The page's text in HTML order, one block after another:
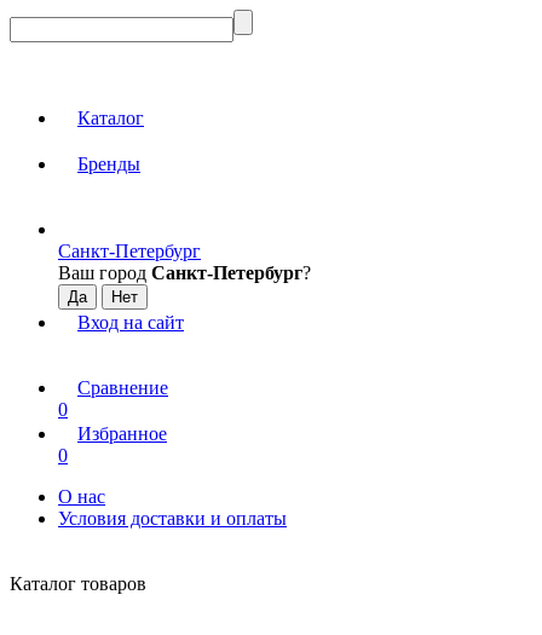
Каталог
Бренды
Санкт-Петербург
Ваш город Санкт-Петербург?
Вход на сайт
Сравнение
0
Избранное
0
О нас
Условия доставки и оплаты
Каталог товаров